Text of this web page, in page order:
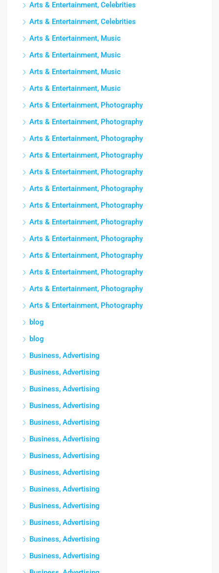
Arts & Entertainment, Celebrities
Arts & Entertainment, Celebrities
Arts & Entertainment, Music
Arts & Entertainment, Music
Arts & Entertainment, Music
Arts & Entertainment, Music
Arts & Entertainment, Photography
Arts & Entertainment, Photography
Arts & Entertainment, Photography
Arts & Entertainment, Photography
Arts & Entertainment, Photography
Arts & Entertainment, Photography
Arts & Entertainment, Photography
Arts & Entertainment, Photography
Arts & Entertainment, Photography
Arts & Entertainment, Photography
Arts & Entertainment, Photography
Arts & Entertainment, Photography
Arts & Entertainment, Photography
blog
blog
Business, Advertising
Business, Advertising
Business, Advertising
Business, Advertising
Business, Advertising
Business, Advertising
Business, Advertising
Business, Advertising
Business, Advertising
Business, Advertising
Business, Advertising
Business, Advertising
Business, Advertising